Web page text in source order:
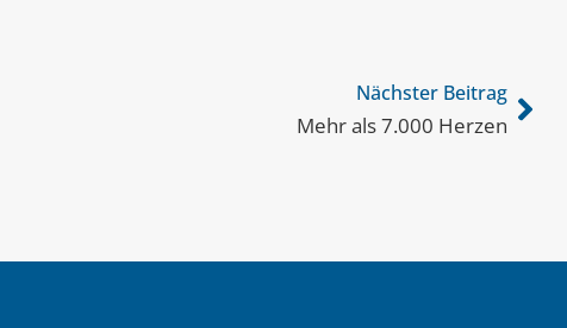
Nächster Beitrag
Mehr als 7.000 Herzen